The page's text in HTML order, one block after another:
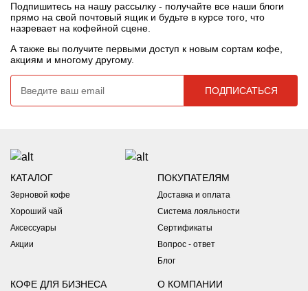
Подпишитесь на нашу рассылку - получайте все наши блоги
прямо на свой почтовый ящик и будьте в курсе того, что
назревает на кофейной сцене.
А также вы получите первыми доступ к новым сортам кофе,
акциям и многому другому.
КАТАЛОГ
Зерновой кофе
Хороший чай
Аксессуары
Акции
ПОКУПАТЕЛЯМ
Доставка и оплата
Система лояльности
Сертификаты
Вопрос - ответ
Блог
КОФЕ ДЛЯ БИЗНЕСА О КОМПАНИИ